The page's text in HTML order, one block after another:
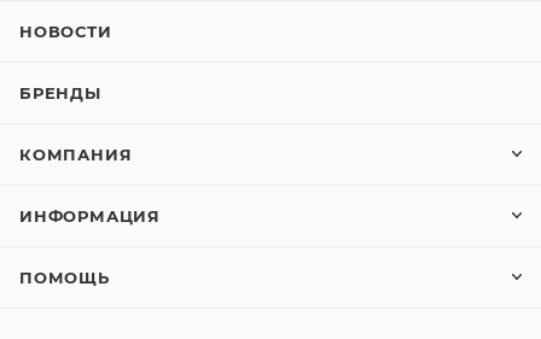
НОВОСТИ
БРЕНДЫ
КОМПАНИЯ
ИНФОРМАЦИЯ
ПОМОЩЬ